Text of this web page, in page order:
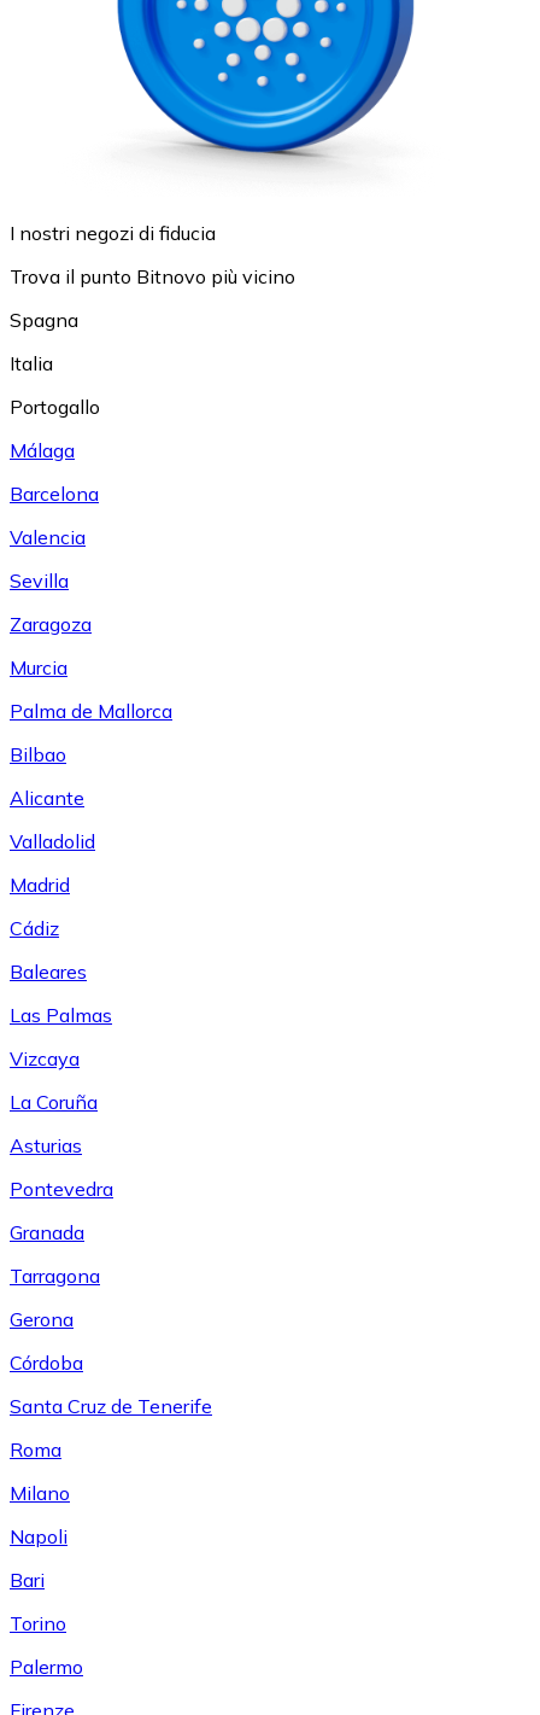
I nostri negozi di fiducia
Trova il punto Bitnovo più vicino
Spagna
Italia
Portogallo
Málaga
Barcelona
Valencia
Sevilla
Zaragoza
Murcia
Palma de Mallorca
Bilbao
Alicante
Valladolid
Madrid
Cádiz
Baleares
Las Palmas
Vizcaya
La Coruña
Asturias
Pontevedra
Granada
Tarragona
Gerona
Córdoba
Santa Cruz de Tenerife
Roma
Milano
Napoli
Bari
Torino
Palermo
Firenze